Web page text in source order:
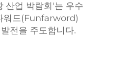
산업 박람회'는 우수
워드(Funfarword)
전을 주도합니다.